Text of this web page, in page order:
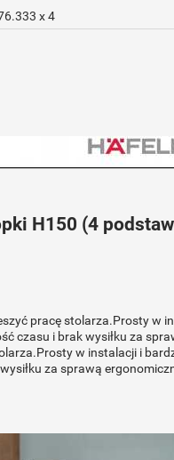
x 4
H150 (4
pracę stolarza.Prosty w
czasu i brak wysiłku za
w instalacji i
za sprawą